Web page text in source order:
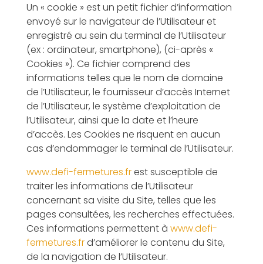
Un « cookie » est un petit fichier d’information
envoyé sur le navigateur de l’Utilisateur et
enregistré au sein du terminal de l’Utilisateur
(ex : ordinateur, smartphone), (ci-après «
Cookies »). Ce fichier comprend des
informations telles que le nom de domaine
de l’Utilisateur, le fournisseur d’accès Internet
de l’Utilisateur, le système d’exploitation de
l’Utilisateur, ainsi que la date et l’heure
d’accès. Les Cookies ne risquent en aucun
cas d’endommager le terminal de l’Utilisateur.
www.defi-fermetures.frest susceptible de
traiter les informations de l’Utilisateur
concernant sa visite du Site, telles que les
pages consultées, les recherches effectuées.
Ces informations permettent à www.defi-
fermetures.frd’améliorer le contenu du Site,
de la navigation de l’Utilisateur.